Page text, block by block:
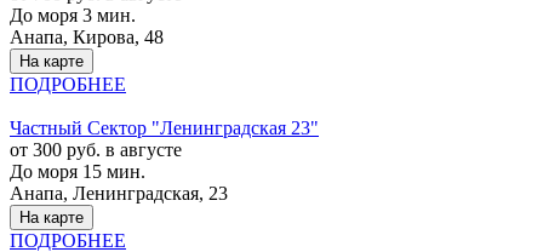
До моря 3 мин.
Анапа, Кирова, 48
На карте
ПОДРОБНЕЕ
Частный Cектор "Ленинградская 23"
от 300 руб. в августе
До моря 15 мин.
Анапа, Ленинградская, 23
На карте
ПОДРОБНЕЕ